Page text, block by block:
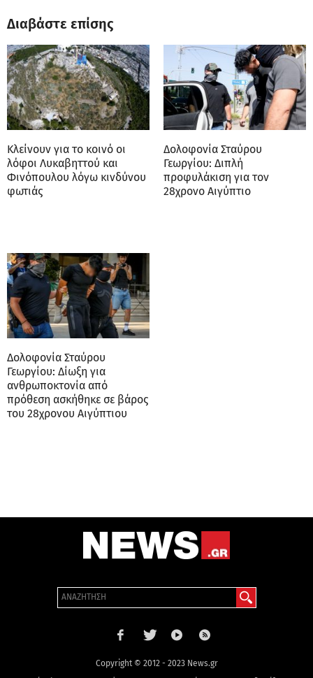
Διαβάστε επίσης
Κλείνουν για το κοινό οι
λόφοι Λυκαβηττού και
Φινόπουλου λόγω κινδύνου
φωτιάς
Δολοφονία Σταύρου
Γεωργίου: Διπλή
προφυλάκιση για τον
28χρονο Αιγύπτιο
Δολοφονία Σταύρου
Γεωργίου: Δίωξη για
ανθρωποκτονία από
πρόθεση ασκήθηκε σε βάρος
του 28χρονου Αιγύπτιου
Copyright © 2012 - 2023 News.gr